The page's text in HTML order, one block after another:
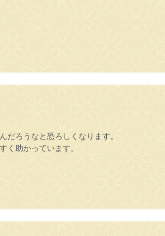
ろうなと恐ろしくなります。
く助かっています。